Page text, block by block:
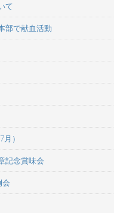
て
部で献血活動
）
記念賞味会